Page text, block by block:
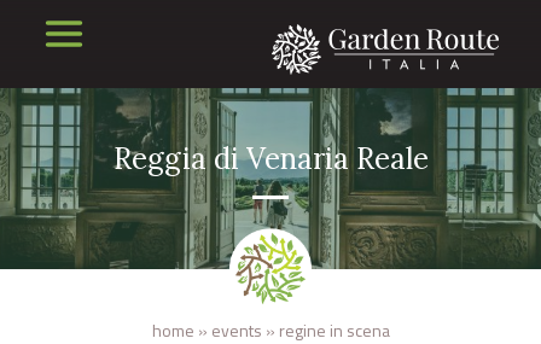
Reggia di Venaria Reale
home » events » regine in scena